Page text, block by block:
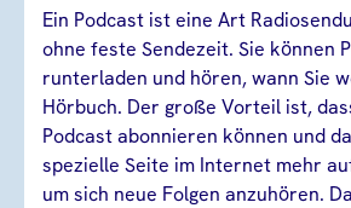
Ein Podcast ist eine Art
ohne feste Sendezeit. Sie können
runterladen und hören, wann Sie
Hörbuch. Der große Vorteil ist,
Podcast abonnieren können und
spezielle Seite im Internet mehr
um sich neue Folgen anzuhören.